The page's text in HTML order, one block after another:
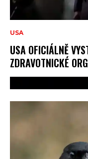
USA
USA OFICIÁLNĚ
ZDRAVOTNICKÉ